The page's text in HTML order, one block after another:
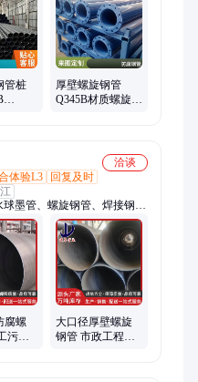
管桩
厚壁螺旋钢管
Q345B材质螺旋焊
洽谈
体验L3
回复及时
墨管、螺旋钢管、焊接钢
钢管、螺旋焊管、热镀锌钢
、环氧煤沥青防腐钢管、大
温钢管、排水球墨管、直缝
腐螺
污水
大口径厚壁螺旋
钢管 市政工程排